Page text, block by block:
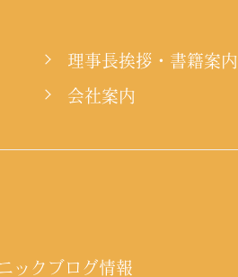
理事長挨拶・書籍案内
会社案内
ックブログ情報